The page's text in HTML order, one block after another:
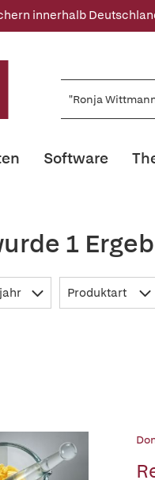
innerhalb
Software
1
Produktart